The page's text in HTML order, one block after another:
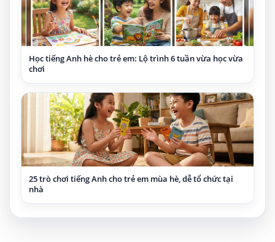
Học tiếng Anh hè cho trẻ em: Lộ trình 6 tuần vừa học vừa
chơi
25 trò chơi tiếng Anh cho trẻ em mùa hè, dễ tổ chức tại
nhà